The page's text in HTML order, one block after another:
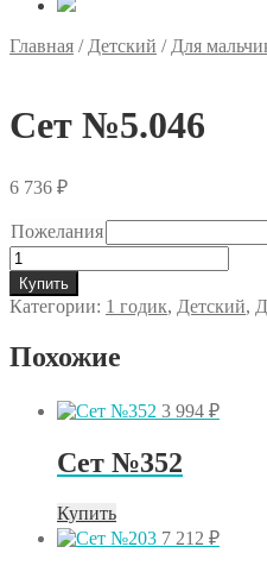
Главная / Детский / Для
Сет №5.046
6 736 ₽
Пожелания
Количество
товара
Сет
№5.046
Купить
Категории: 1 годик, Детский,
Похожие
3 994 ₽
Сет №352
Купить
7 212 ₽